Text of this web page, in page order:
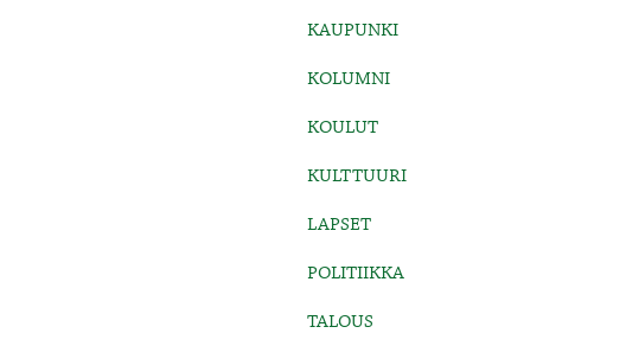
KAUPUNKI
KOLUMNI
KOULUT
KULTTUURI
LAPSET
POLITIIKKA
TALOUS